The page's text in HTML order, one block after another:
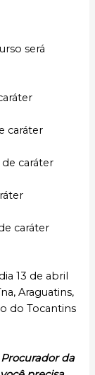
será
caráter
caráter
caráter
13 de abril
Araguatins,
do Tocantins
da